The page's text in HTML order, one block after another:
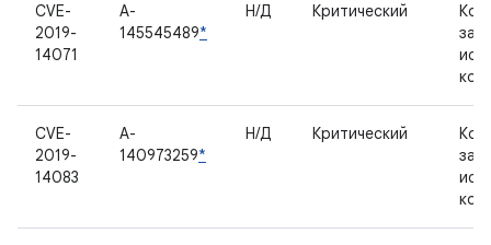
CVE-
2019-
14071
A-
145545489*
Н/Д Критический
CVE-
2019-
14083
A-
140973259*
Н/Д Критический